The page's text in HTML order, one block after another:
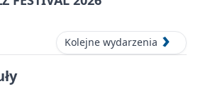
Kolejne wydarzenia